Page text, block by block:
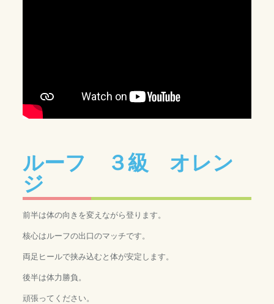
ルーフ ３級 オレン
ジ
前半は体の向きを変えながら登ります。
核心はルーフの出口のマッチです。
両足ヒールで挟み込むと体が安定します。
後半は体力勝負。
頑張ってください。